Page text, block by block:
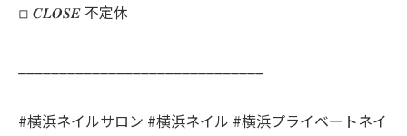
◽︎ 𝑪𝑳𝑶𝑺𝑬 不定休
#横浜ネイルサロン #横浜ネイル #横浜プライベートネイ